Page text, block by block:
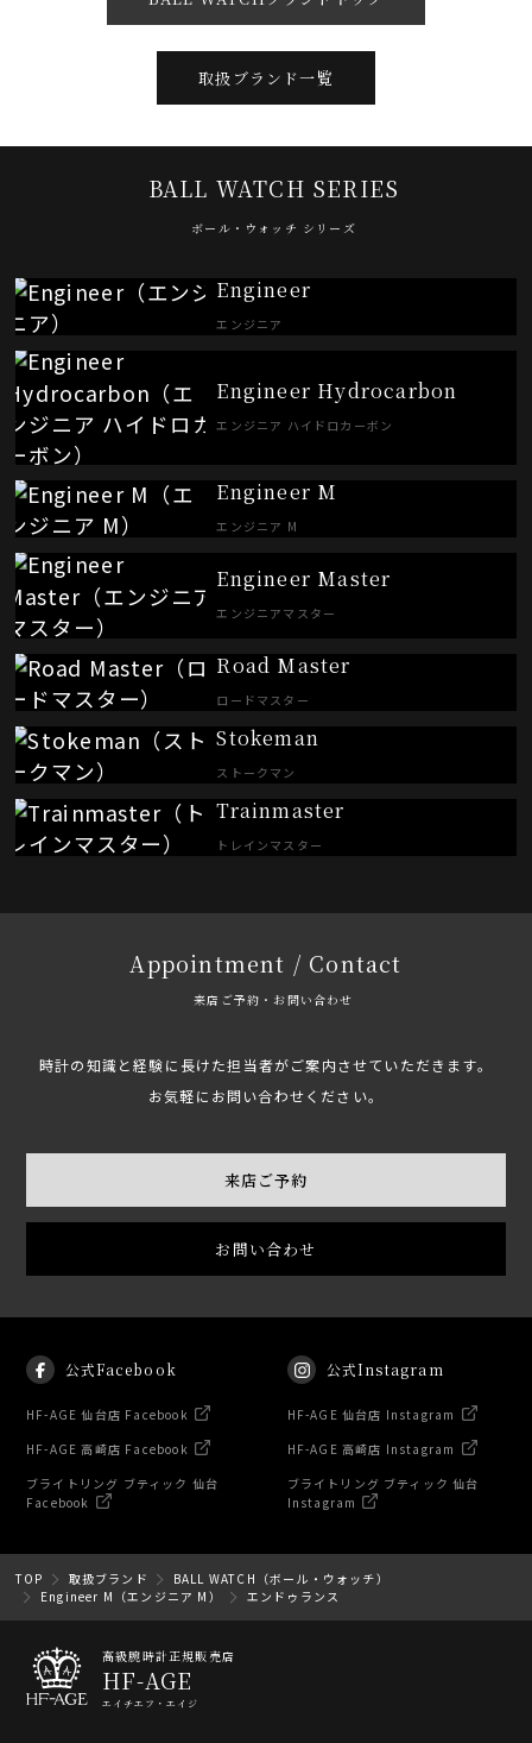
取扱ブランド一覧
BALL WATCH SERIES
ボール・ウォッチ シリーズ
Engineer
エンジニア
Engineer Hydrocarbon
エンジニア ハイドロカーボン
Engineer M
エンジニア M
Engineer Master
エンジニアマスター
Road Master
ロードマスター
Stokeman
ストークマン
Trainmaster
トレインマスター
Appointment / Contact
来店ご予約・お問い合わせ
時計の知識と経験に長けた担当者がご案内させていただきます。
お気軽にお問い合わせください。
来店ご予約
お問い合わせ
公式Facebook
HF-AGE 仙台店 Facebook
HF-AGE 高崎店 Facebook
ブライトリング ブティック 仙台
Facebook
公式Instagram
HF-AGE 仙台店 Instagram
HF-AGE 高崎店 Instagram
ブライトリング ブティック 仙台
Instagram
TOP 取扱ブランド
BALL WATCH（ボール・ウォッチ）
Engineer M（エンジニア M）
エンドゥランス
高級腕時計正規販売店
HF-AGE
エイチエフ・エイジ